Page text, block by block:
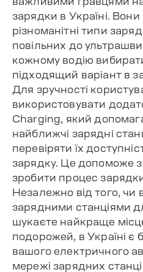
зарядки в Україні.
різноманітні типи
повільних до
кожному водію
підходящий варіант в
Для зручності
використовувати
Charging, який
найближчі зарядні
перевіряти їх
зарядку. Це допоможе
зробити процес
Незалежно від того, чи
зарядними станціями
шукаєте найкраще
подорожей, в Україні є
вашого електричного
мережі зарядних